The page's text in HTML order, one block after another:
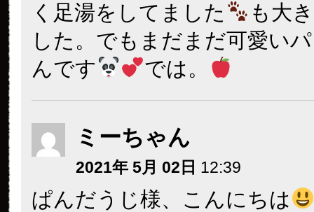
く足湯をしてました
も大
した。でもまだまだ可愛い
んです
では。
ミーちゃん
2021年 5月 02日 12:39
ぱんだうじ様、こんにちは